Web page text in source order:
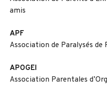
amis
APF
Association de Paralysés de
APOGEI
Association Parentales